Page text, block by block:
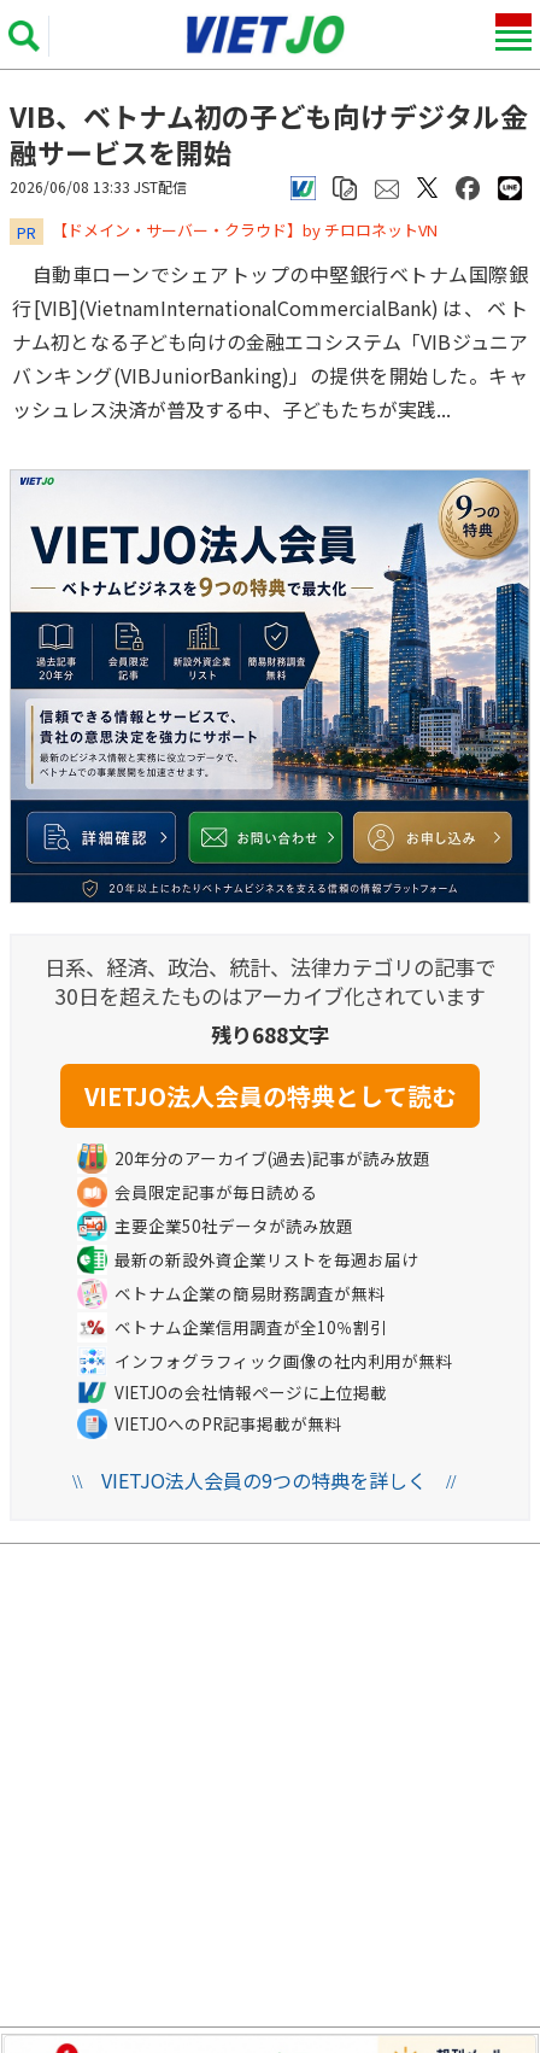
VIB、ベトナム初の子ども向けデジタル金
融サービスを開始
2026/06/08 13:33 JST配信
PR ​​​​​​​【ドメイン・サーバー・クラウド】by チロロネットVN
自動車ローンでシェアトップの中堅銀行ベトナム国際銀
行[VIB](VietnamInternationalCommercialBank)は、ベト
ナム初となる子ども向けの金融エコシステム「VIBジュニア
バンキング(VIBJuniorBanking)」の提供を開始した。キャ
ッシュレス決済が普及する中、子どもたちが実践...
日系、経済、政治、統計、法律カテゴリの記事で
30日を超えたものはアーカイブ化されています
残り688文字
20年分のアーカイブ(過去)記事が読み放題
会員限定記事が毎日読める
主要企業50社データが読み放題
最新の新設外資企業リストを毎週お届け
ベトナム企業の簡易財務調査が無料
ベトナム企業信用調査が全10％割引
インフォグラフィック画像の社内利用が無料
VIETJOの会社情報ページに上位掲載
VIETJOへのPR記事掲載が無料
\\VIETJO法人会員の9つの特典を詳しく //